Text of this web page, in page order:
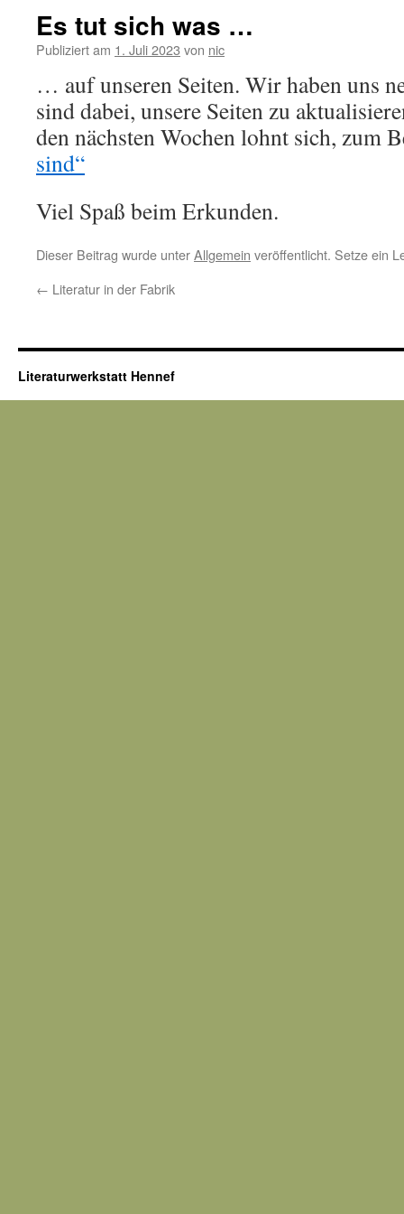
Es tut sich was …
Publiziert am 1. Juli 2023 von nic
… auf unseren Seiten. Wir haben uns
sind dabei, unsere Seiten zu
den nächsten Wochen lohnt sich, zum
sind“
Viel Spaß beim Erkunden.
Dieser Beitrag wurde unterAllgemein veröffentlicht. Setze ein
← Literatur in der Fabrik
Literaturwerkstatt Hennef